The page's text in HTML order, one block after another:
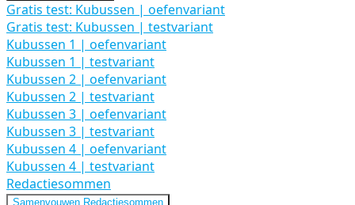
Gratis test: Kubussen | oefenvariant
Gratis test: Kubussen | testvariant
Kubussen 1 | oefenvariant
Kubussen 1 | testvariant
Kubussen 2 | oefenvariant
Kubussen 2 | testvariant
Kubussen 3 | oefenvariant
Kubussen 3 | testvariant
Kubussen 4 | oefenvariant
Kubussen 4 | testvariant
Redactiesommen
Samenvouwen Redactiesommen